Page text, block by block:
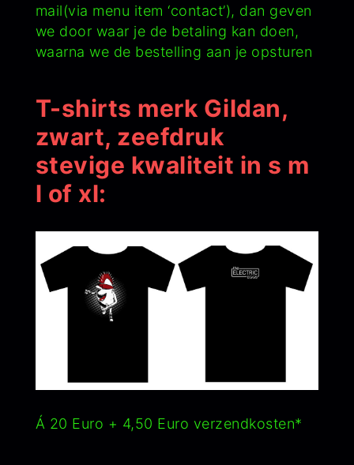
mail(via menu item ‘contact’), dan geven
we door waar je de betaling kan doen,
waarna we de bestelling aan je opsturen
T-shirts merk Gildan,
zwart, zeefdruk
stevige kwaliteit in s m
l of xl:
Á 20 Euro + 4,50 Euro verzendkosten*